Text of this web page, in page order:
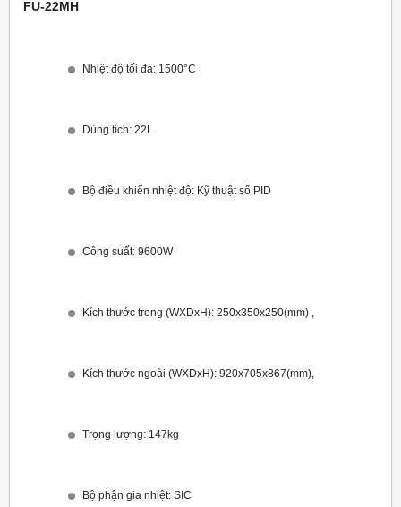
FU-22MH
Nhiệt độ tối đa: 1500°C
Dùng tích: 22L
Bộ điều khiển nhiệt độ: Kỹ thuật số PID
Công suất: 9600W
Kích thước trong (WXDxH): 250x350x250(mm) ,
Kích thước ngoài (WXDxH): 920x705x867(mm),
Trọng lượng: 147kg
Bộ phận gia nhiệt: SIC